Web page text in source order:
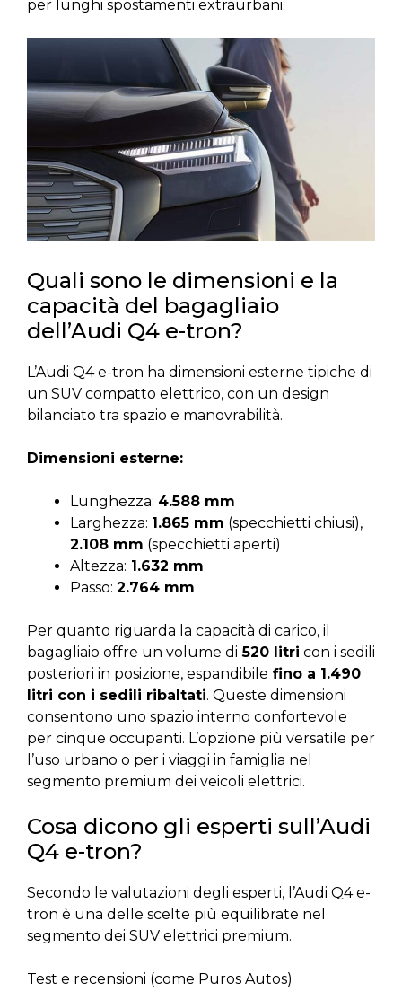
per lunghi spostamenti extraurbani.
Quali sono le dimensioni e la
capacità del bagagliaio
dell’Audi Q4 e-tron?
L’Audi Q4 e-tron ha dimensioni esterne tipiche di
un SUV compatto elettrico, con un design
bilanciato tra spazio e manovrabilità.
Dimensioni esterne:
Lunghezza: 4.588 mm
Larghezza: 1.865 mm (specchietti chiusi),
2.108 mm (specchietti aperti)
Altezza: 1.632 mm
Passo: 2.764 mm
Per quanto riguarda la capacità di carico, il
bagagliaio offre un volume di 520 litri con i sedili
posteriori in posizione, espandibile fino a 1.490
litri con i sedili ribaltati. Queste dimensioni
consentono uno spazio interno confortevole
per cinque occupanti. L’opzione più versatile per
l’uso urbano o per i viaggi in famiglia nel
segmento premium dei veicoli elettrici.
Cosa dicono gli esperti sull’Audi
Q4 e-tron?
Secondo le valutazioni degli esperti, l’Audi Q4 e-
tron è una delle scelte più equilibrate nel
segmento dei SUV elettrici premium.
Test e recensioni (come Puros Autos)